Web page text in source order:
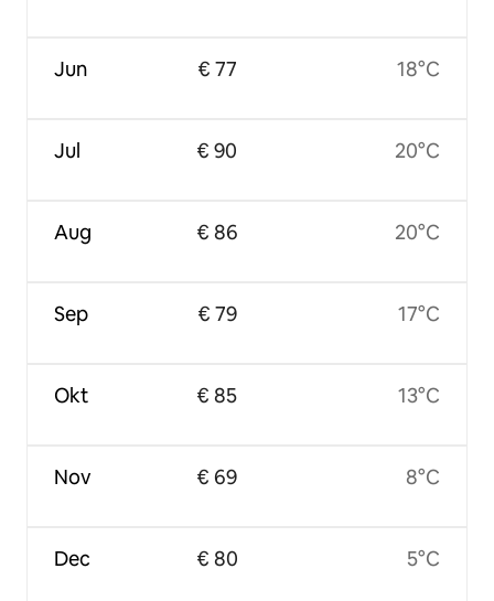
Jun
Jul
Aug
Sep
Okt
Nov
Dec
€ 77
€ 90
€ 86
€ 79
€ 85
€ 69
€ 80
18°C
20°C
20°C
17°C
13°C
8°C
5°C